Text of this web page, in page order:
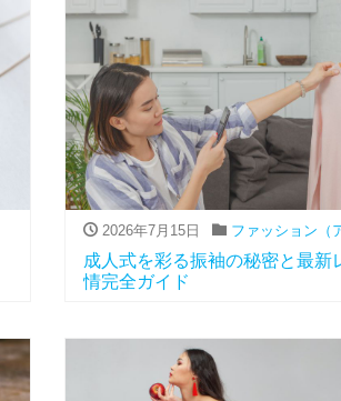
振袖2026年7月15日 ファッション（ア
成人式を彩る振袖の秘密と最新
情完全ガイド